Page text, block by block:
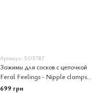
Артикул: SO3787
Зажимы для сосков с цепочкой
Feral Feelings - Nipple clamps
Classic, серебро/белый
699 грн